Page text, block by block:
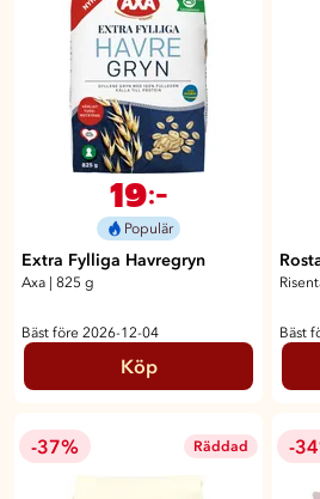
19:-
Populär
Extra Fylliga Havregryn
Axa 825 g
Bäst före 2026-12-04
Köp
Bäst
-37% Räddad -